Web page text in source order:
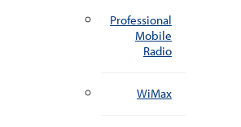
Professional
Mobile
Radio
WiMax